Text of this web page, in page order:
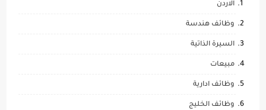
الاردن
وظائف هندسة
السيرة الذاتية
مبيعات
وظائف ادارية
وظائف الخليج